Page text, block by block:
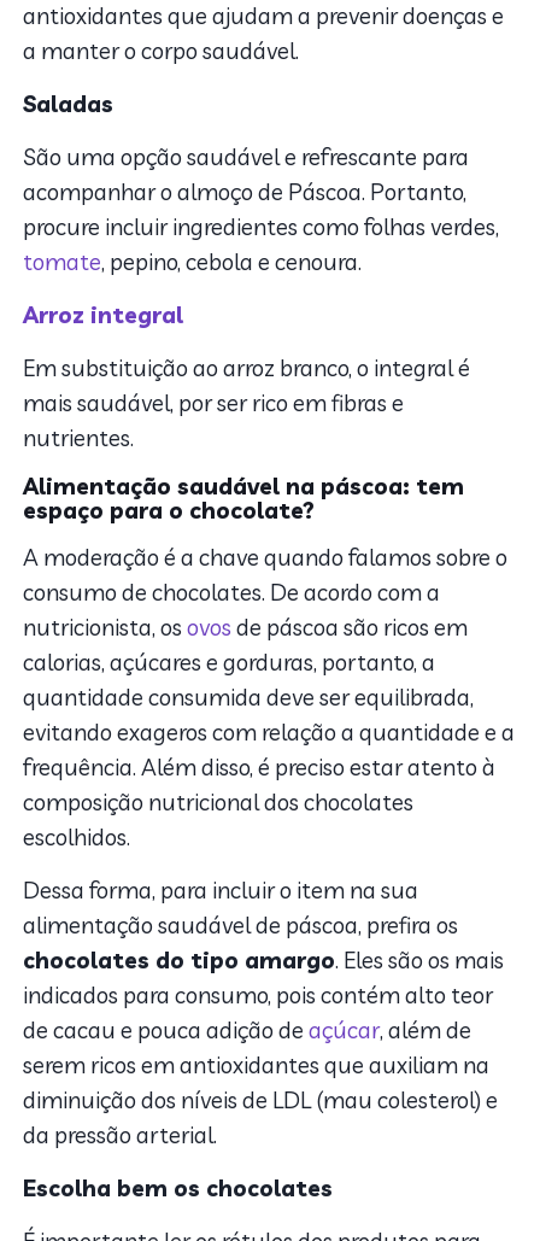
antioxidantes que ajudam a prevenir doenças e
a manter o corpo saudável.
Saladas
São uma opção saudável e refrescante para
acompanhar o almoço de Páscoa. Portanto,
procure incluir ingredientes como folhas verdes,
tomate, pepino, cebola e cenoura.
Arroz integral
Em substituição ao arroz branco, o integral é
mais saudável, por ser rico em fibras e
nutrientes.
Alimentação saudável na páscoa: tem
espaço para o chocolate?
A moderação é a chave quando falamos sobre o
consumo de chocolates. De acordo com a
nutricionista, osovos de páscoa são ricos em
calorias, açúcares e gorduras, portanto, a
quantidade consumida deve ser equilibrada,
evitando exageros com relação a quantidade e a
frequência. Além disso, é preciso estar atento à
composição nutricional dos chocolates
escolhidos.
Dessa forma, para incluir o item na sua
alimentação saudável de páscoa, prefira os
chocolates do tipo amargo. Elessão os mais
indicados para consumo, pois contém alto teor
de cacau e pouca adição deaçúcar, além de
serem ricos em antioxidantes que auxiliam na
diminuição dos níveis de LDL (mau colesterol) e
da pressão arterial.
Escolha bem os chocolates